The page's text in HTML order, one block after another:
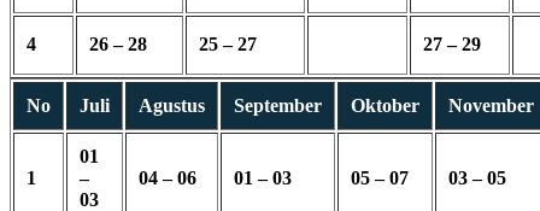
4 26 – 28 25 – 27 27 – 29
No Juli Agustus September Oktober November
1
01
–
03
04 – 06 01 – 03 05 – 07 03 – 05